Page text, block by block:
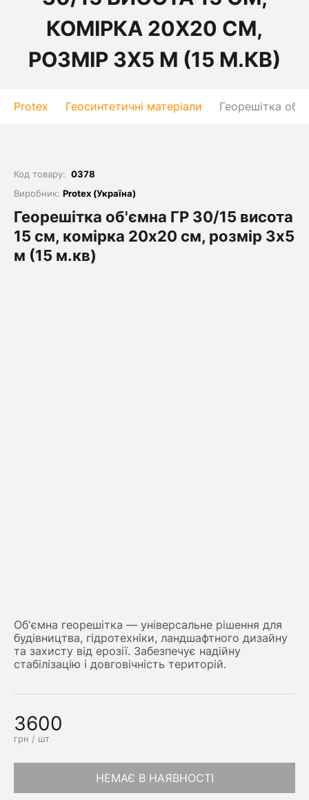
КОМІРКА 20Х20 СМ,
РОЗМІР 3Х5 М (15 М.КВ)
Protex Геосинтетичні матеріали Георешітка
Код товару: 0378
Виробник: Protex (Україна)
Георешітка об'ємна ГР 30/15 висота
15 см, комірка 20х20 см, розмір 3х5
м (15 м.кв)
Об'ємна георешітка — універсальне рішення для
будівництва, гідротехніки, ландшафтного дизайну
та захисту від ерозії. Забезпечує надійну
стабілізацію і довговічність територій.
3600
грн / шт
НЕМАЄ В НАЯВНОСТІ